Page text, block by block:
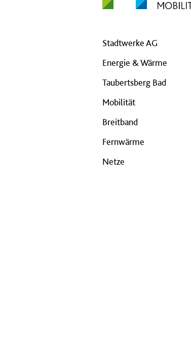
Stadtwerke AG
Energie & Wärme
Taubertsberg Bad
Mobilität
Breitband
Fernwärme
Netze